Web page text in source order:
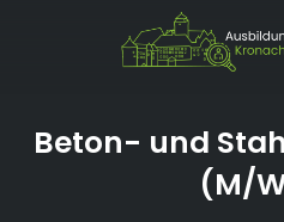
Beton- und
(M/